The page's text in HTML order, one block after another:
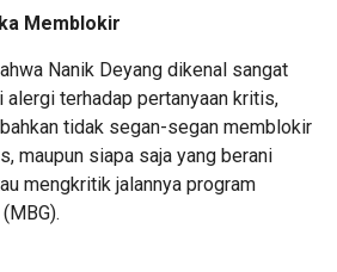
Memblokir
Nanik Deyang dikenal sangat
alergi terhadap pertanyaan kritis,
tidak segan-segan memblokir
maupun siapa saja yang berani
mengkritik jalannya program